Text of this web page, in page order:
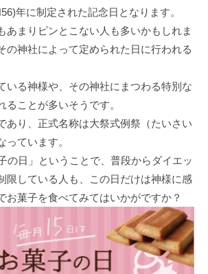
年に制定された記念日となります。
あまりピンとこない人も多いかもしれま
の神社によって定められた日に行われる
いる神様や、その神社にまつわる特別な
ることが多いそうです。
あり、正式名称は大祭式例祭（たいさい
っています。
の日」ということで、普段からダイエッ
限している人も、この日だけは神様に感
お菓子を食べてみてはいかがですか？